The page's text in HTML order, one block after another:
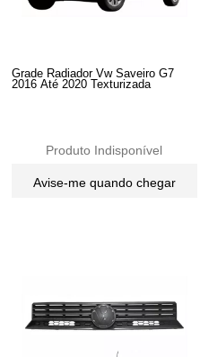
Grade Radiador Vw Saveiro G7
2016 Até 2020 Texturizada
Produto Indisponível
Avise-me quando chegar